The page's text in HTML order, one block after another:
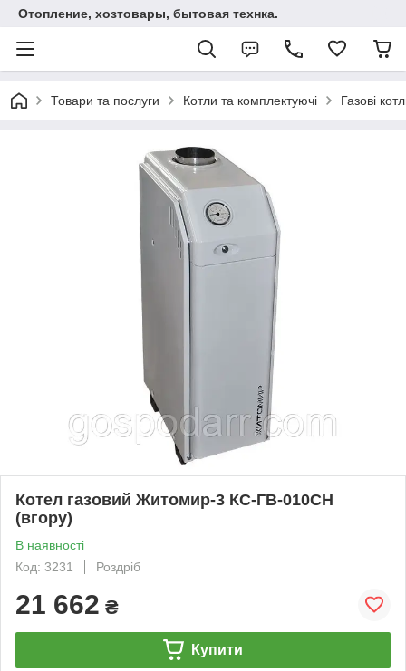
Отопление, хозтовары, бытовая технка.
Товари та послуги Котли та комплектуючі Газові
Котел газовий Житомир-3 КС-ГВ-010СН
(вгору)
В наявності
Код: 3231
Роздріб
21 662 ₴
Купити